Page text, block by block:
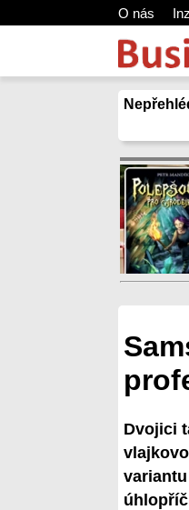
O nás
Dvojici